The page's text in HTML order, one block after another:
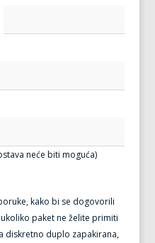
neće biti moguća)
kako bi se dogovorili
paket ne želite primiti
diskretno duplo zapakirana,